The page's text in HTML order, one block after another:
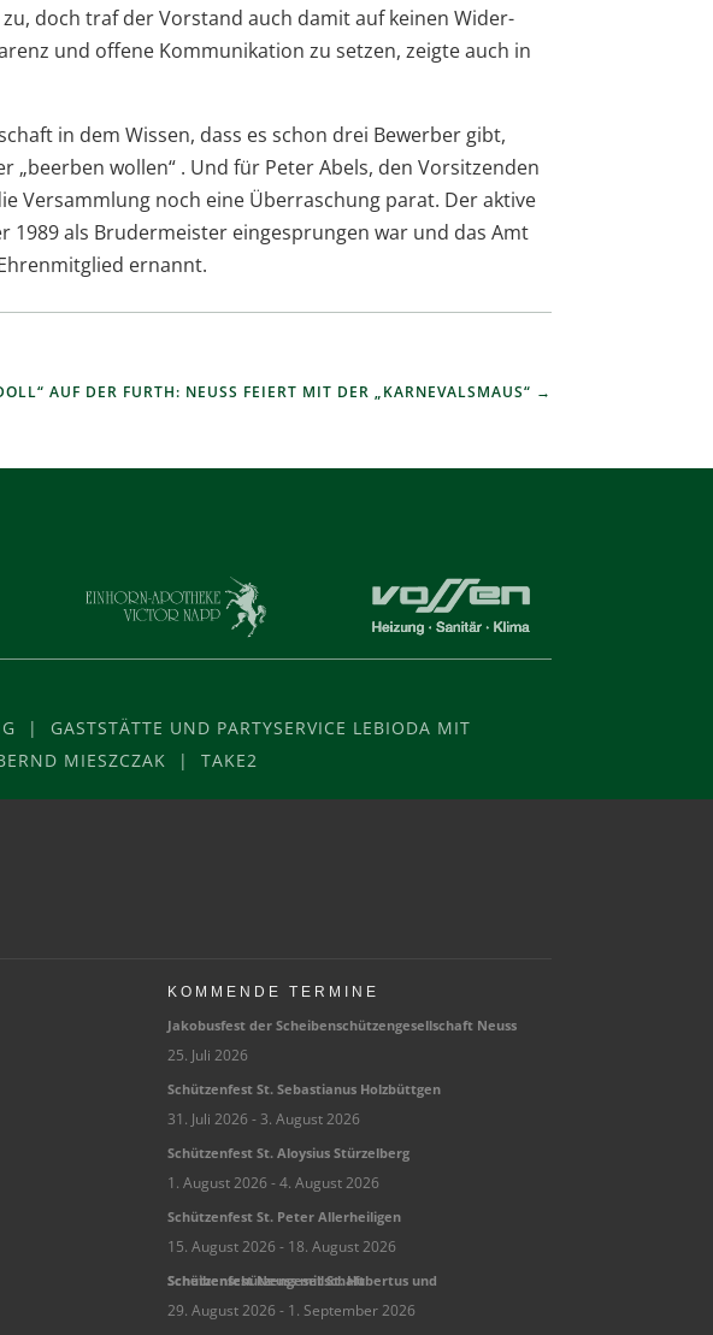
zu, doch traf der Vor­stand auch damit auf kei­nen Wider­
und offene Kom­mu­ni­ka­tion zu set­zen, zeigte auch in
in dem Wis­sen, dass es schon drei Bewer­ber gibt,
„beer­ben wol­len“ . Und für Peter Abels, den Vor­sit­zen­den
Ver­samm­lung noch eine Über­ra­schung parat. Der aktive
1989 als Bru­der­meis­ter ein­ge­sprun­gen war und das Amt
ernannt.
AUF DER FURTH: NEUSS FEIERT MIT DER „KARNEVALSMAUS“
GASTSTÄTTE UND PARTYSERVICE LEBIODA MIT
MIESZCZAK | TAKE2
KOMMENDE TERMINE
Jako­bus­fest der Schei­ben­schüt­zen­ge­sell­schaft Neuss
25. Juli 2026
Schüt­zen­fest St. Sebas­tia­nus Holzbüttgen
31. Juli 2026 - 3. August 2026
Schüt­zen­fest St. Aloy­sius Stürzelberg
1. August 2026 - 4. August 2026
Schüt­zen­fest St. Peter Allerheiligen
15. August 2026 - 18. August 2026
Schüt­zen­fest Neuss mit St. Huber­tus und Scheibenschützengesellschaft
29. August 2026 - 1. September 2026